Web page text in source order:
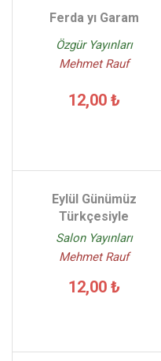
Ferda yı Garam
Özgür Yayınları
Mehmet Rauf
12,00 ₺
Eylül Günümüz
Türkçesiyle
Salon Yayınları
Mehmet Rauf
12,00 ₺